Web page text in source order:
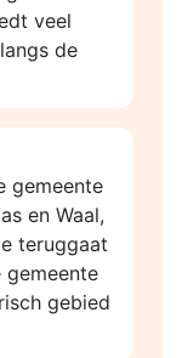
veel
de
gemeente
en Waal,
teruggaat
gemeente
gebied